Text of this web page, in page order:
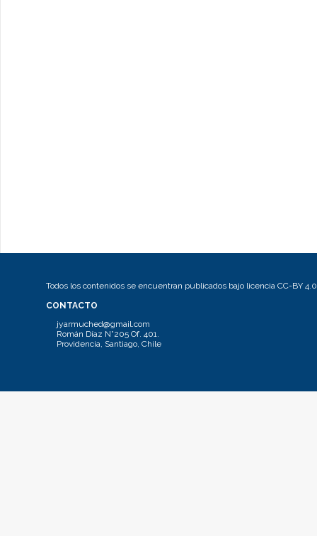
Todos los contenidos se encuentran publicados bajo licencia CC-BY 4.0
CONTACTO
jyarmuched@gmail.com
Román Díaz N°205 Of. 401.
Providencia, Santiago, Chile